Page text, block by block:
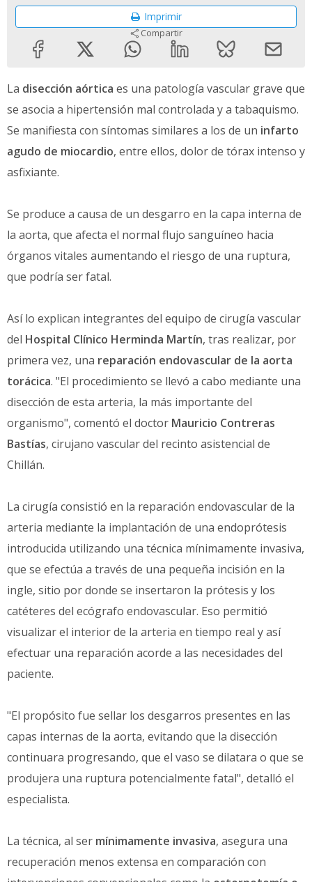
Imprimir
Compartir
La disección aórtica es una patología vascular grave que
se asocia a hipertensión mal controlada y a tabaquismo.
Se manifiesta con síntomas similares a los de un infarto
agudo de miocardio, entre ellos, dolor de tórax intenso y
asfixiante.
Se produce a causa de un desgarro en la capa interna de
la aorta, que afecta el normal flujo sanguíneo hacia
órganos vitales aumentando el riesgo de una ruptura,
que podría ser fatal.
Así lo explican integrantes del equipo de cirugía vascular
del Hospital Clínico Herminda Martín, tras realizar, por
primera vez, una reparación endovascular de la aorta
torácica. "El procedimiento se llevó a cabo mediante una
disección de esta arteria, la más importante del
organismo", comentó el doctor Mauricio Contreras
Bastías, cirujano vascular del recinto asistencial de
Chillán.
La cirugía consistió en la reparación endovascular de la
arteria mediante la implantación de una endoprótesis
introducida utilizando una técnica mínimamente invasiva,
que se efectúa a través de una pequeña incisión en la
ingle, sitio por donde se insertaron la prótesis y los
catéteres del ecógrafo endovascular. Eso permitió
visualizar el interior de la arteria en tiempo real y así
efectuar una reparación acorde a las necesidades del
paciente.
"El propósito fue sellar los desgarros presentes en las
capas internas de la aorta, evitando que la disección
continuara progresando, que el vaso se dilatara o que se
produjera una ruptura potencialmente fatal", detalló el
especialista.
La técnica, al ser mínimamente invasiva, asegura una
recuperación menos extensa en comparación con